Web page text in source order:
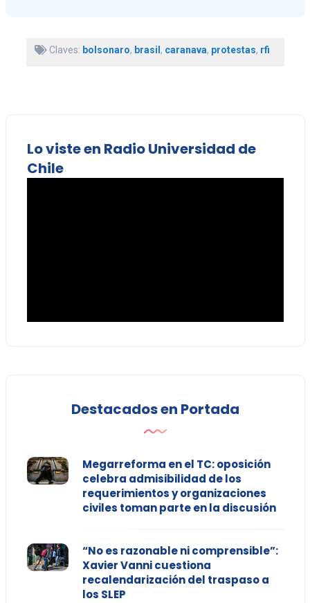
Claves: bolsonaro, brasil, caranava, protestas, rfi
Lo viste en Radio Universidad de
Chile
Destacados en Portada
Megarreforma en el TC: oposición
celebra admisibilidad de los
requerimientos y organizaciones
civiles toman parte en la discusión
“No es razonable ni comprensible”:
Xavier Vanni cuestiona
recalendarización del traspaso a
los SLEP